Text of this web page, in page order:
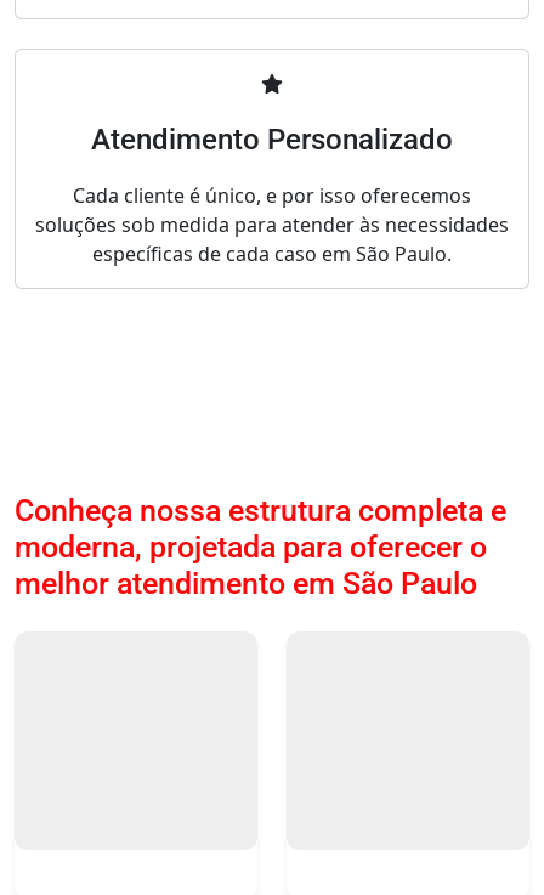
Atendimento Personalizado
Cada cliente é único, e por isso oferecemos
soluções sob medida para atender às necessidades
específicas de cada caso em São Paulo.
Conheça nossa estrutura completa e
moderna, projetada para oferecer o
melhor atendimento em São Paulo